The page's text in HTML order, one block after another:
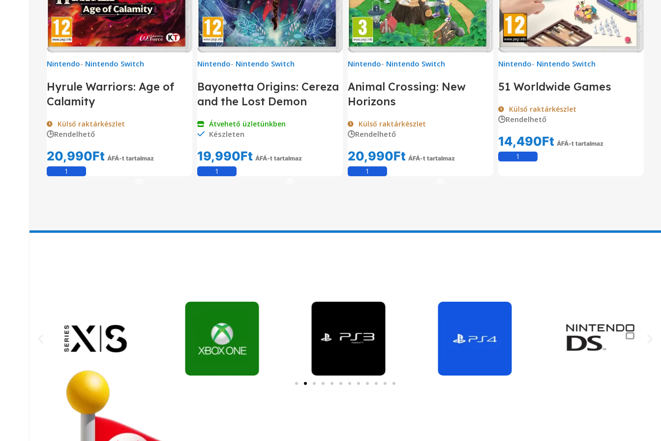
Nintendo- Nintendo Switch
Hyrule Warriors: Age of
Calamity
Külső raktárkészlet
🕒Rendelhető
20,990Ft ÁFÁ-t tartalmaz
Nintendo- Nintendo Switch
Bayonetta Origins: Cereza
and the Lost Demon
Átvehető üzletünkben
Készleten
19,990Ft ÁFÁ-t tartalmaz
Nintendo- Nintendo Switch
Animal Crossing: New
Horizons
Külső raktárkészlet
🕒Rendelhető
20,990Ft ÁFÁ-t tartalmaz
Nintendo- Nintendo Switch
51 Worldwide Games
Külső raktárkészlet
🕒Rendelhető
14,490Ft ÁFÁ-t tartalmaz